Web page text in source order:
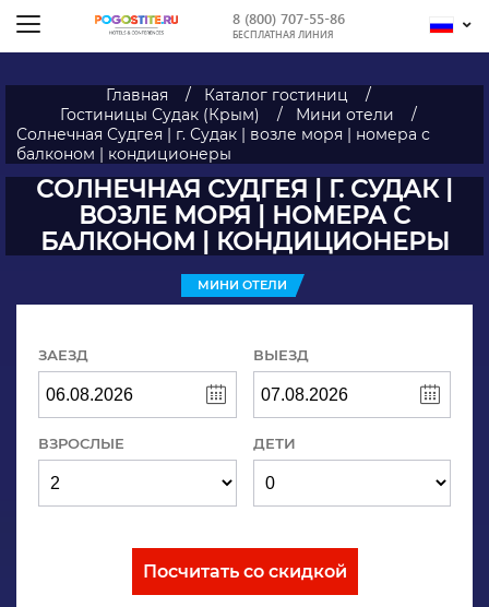
8 (800) 707-55-86
БЕСПЛАТНАЯ ЛИНИЯ
Главная
Каталог гостиниц
Гостиницы Судак (Крым)
Мини отели
Солнечная Судгея | г. Судак | возле моря | номера с
балконом | кондиционеры
СОЛНЕЧНАЯ СУДГЕЯ | Г. СУДАК |
ВОЗЛЕ МОРЯ | НОМЕРА С
БАЛКОНОМ | КОНДИЦИОНЕРЫ
МИНИ ОТЕЛИ
ЗАЕЗД ВЫЕЗД
ВЗРОСЛЫЕ ДЕТИ
Посчитать со скидкой